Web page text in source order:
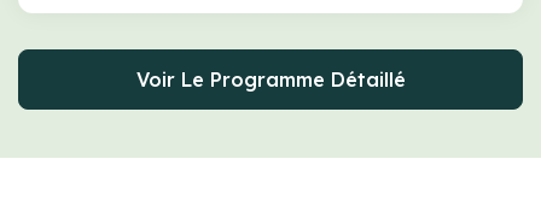
Voir Le Programme Détaillé